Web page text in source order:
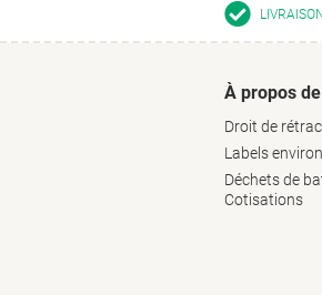
À propos
Droit de
Labels
Déchets de
Cotisations